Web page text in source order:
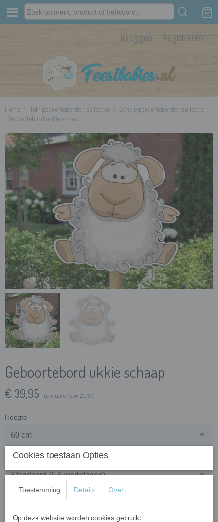
Inloggen Registreren
Home › Tuin geboorteborden collecties › Gehele geboorteborden collectie ›
Geboortebord ukkie schaap
Geboortebord ukkie schaap
€ 39,95 (inclusief btw 21%)
Hoogte
Levertijd
Aantal
Cookies toestaan Opties
Toestemming Details Over
Op deze website worden cookies gebruikt